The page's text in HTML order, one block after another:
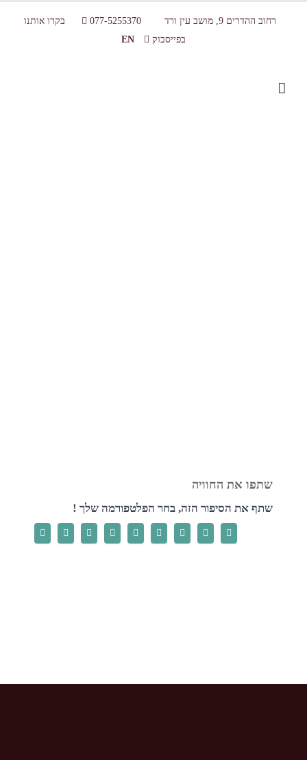
רחוב ההדרים 9, מושב עין ורד 077-5255370
בקרו אותנו
בפייסבוק
EN
שתף את הסיפור הזה, בחר הפלטפורמה שלך !